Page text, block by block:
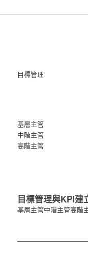
目標管理
基層主管
中階主管
高階主管
目標管理與KPI建
基層主管中階主管高階